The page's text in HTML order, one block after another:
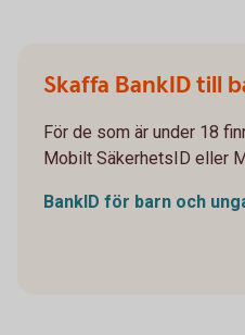
Skaffa BankID till
För de som är under 18
Mobilt SäkerhetsID eller
BankID för barn och